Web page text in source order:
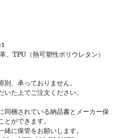
、TPU（熱可塑性ポリウレタン）
、承っておりません。
た上でご注文ください。
同梱されている納品書とメーカー保
ができます。
に保管をお願いします。